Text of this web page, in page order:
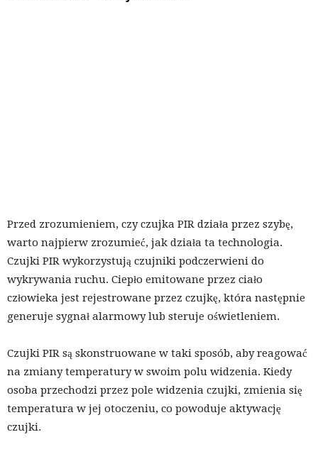
Przed zrozumieniem, czy czujka PIR działa przez szybę,
warto najpierw zrozumieć, jak działa ta technologia.
Czujki PIR wykorzystują czujniki podczerwieni do
wykrywania ruchu. Ciepło emitowane przez ciało
człowieka jest rejestrowane przez czujkę, która następnie
generuje sygnał alarmowy lub steruje oświetleniem.
Czujki PIR są skonstruowane w taki sposób, aby reagować
na zmiany temperatury w swoim polu widzenia. Kiedy
osoba przechodzi przez pole widzenia czujki, zmienia się
temperatura w jej otoczeniu, co powoduje aktywację
czujki.